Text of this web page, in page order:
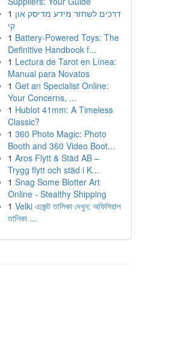
1 דרכים לשחזר מידע מדיסק און
קי
1 Battery-Powered Toys: The
Definitive Handbook f...
1 Lectura de Tarot en Línea:
Manual para Novatos
1 Get an Specialist Online:
Your Concerns, ...
1 Hublot 41mm: A Timeless
Classic?
1 360 Photo Magic: Photo
Booth and 360 Video Boot...
1 Aros Flytt & Städ AB –
Trygg flytt och städ i K...
1 Snag Some Blotter Art
Online - Stealthy Shipping
1 Velki এজেন্ট তালিকা দেখুন: অফিসিয়াল
তালিকা ...